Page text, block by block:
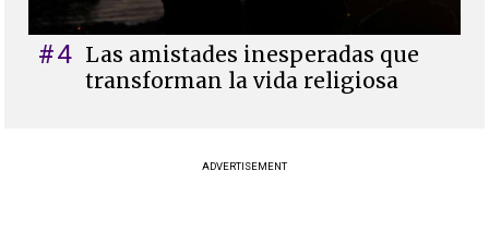
#4 Las amistades inesperadas que
transforman la vida religiosa
ADVERTISEMENT